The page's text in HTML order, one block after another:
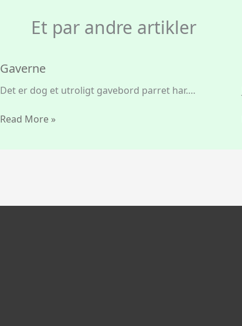
Et par andre artikler
Gaverne
Det er dog et utroligt gavebord parret har.…
Read More »